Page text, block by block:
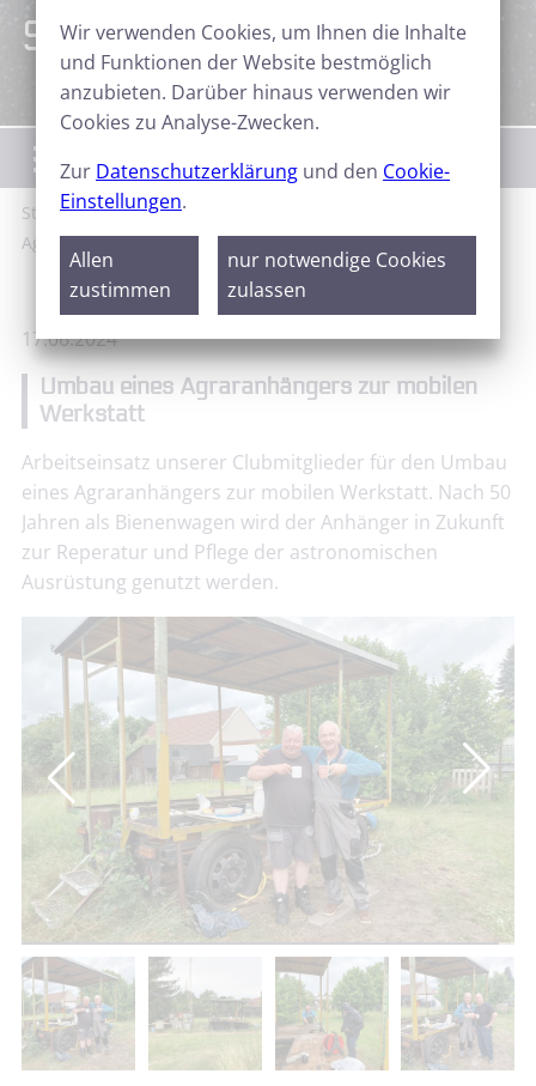
Sternfreunde Aktuell
Menü
Start News Sternfreunde Aktuell
Agraranhängers zur mobilen Werkstatt
17.06.2024
Umbau eines Agraranhängers zur mobilen
Werkstatt
Arbeitseinsatz unserer Clubmitglieder für den Umbau
eines Agraranhängers zur mobilen Werkstatt. Nach 50
Jahren als Bienenwagen wird der Anhänger in Zukunft
zur Reperatur und Pflege der astronomischen
Ausrüstung genutzt werden.
Wir verwenden Cookies, um Ihnen die Inhalte
und Funktionen der Website bestmöglich
anzubieten. Darüber hinaus verwenden wir
Cookies zu Analyse-Zwecken.
Zur Datenschutzerklärung und den Cookie-
Einstellungen.
Allen
zustimmen
nur notwendige Cookies
zulassen